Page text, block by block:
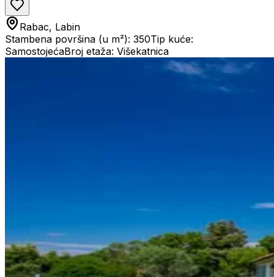
Rabac, Labin
Stambena površina (u m²): 350Tip kuće:
SamostojećaBroj etaža: Višekatnica